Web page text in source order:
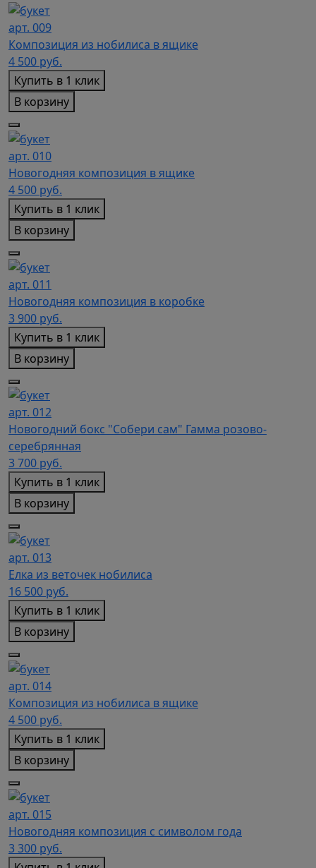
арт. 009
Композиция из нобилиса в ящике
4 500 руб.
Купить в 1 клик
В корзину
арт. 010
Новогодняя композиция в ящике
4 500 руб.
Купить в 1 клик
В корзину
арт. 011
Новогодняя композиция в коробке
3 900 руб.
Купить в 1 клик
В корзину
арт. 012
Новогодний бокс "Собери сам" Гамма розово-
серебрянная
3 700 руб.
Купить в 1 клик
В корзину
арт. 013
Елка из веточек нобилиса
16 500 руб.
Купить в 1 клик
В корзину
арт. 014
Композиция из нобилиса в ящике
4 500 руб.
Купить в 1 клик
В корзину
арт. 015
Новогодняя композиция с символом года
3 300 руб.